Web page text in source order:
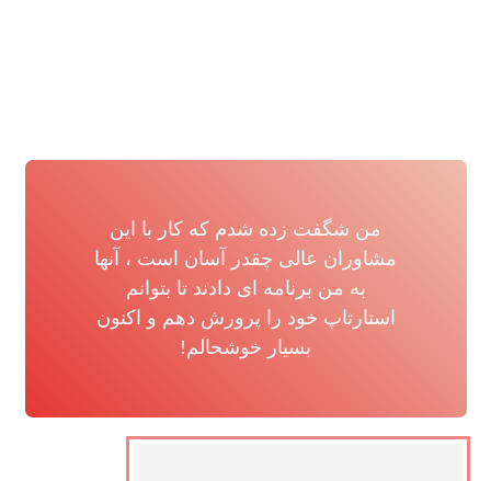
من شگفت زده شدم که کار با این
مشاوران عالی چقدر آسان است ، آنها
به من برنامه ای دادند تا بتوانم
استارتاپ خود را پرورش دهم و اکنون
بسیار خوشحالم!